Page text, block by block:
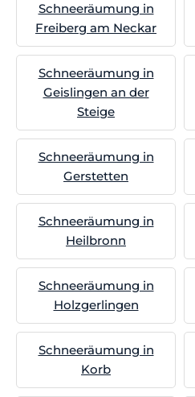
Schneeräumung in
Freiberg am Neckar
Schneeräumung in
Geislingen an der
Steige
Schneeräumung in
Gerstetten
Schneeräumung in
Heilbronn
Schneeräumung in
Holzgerlingen
Schneeräumung in
Korb